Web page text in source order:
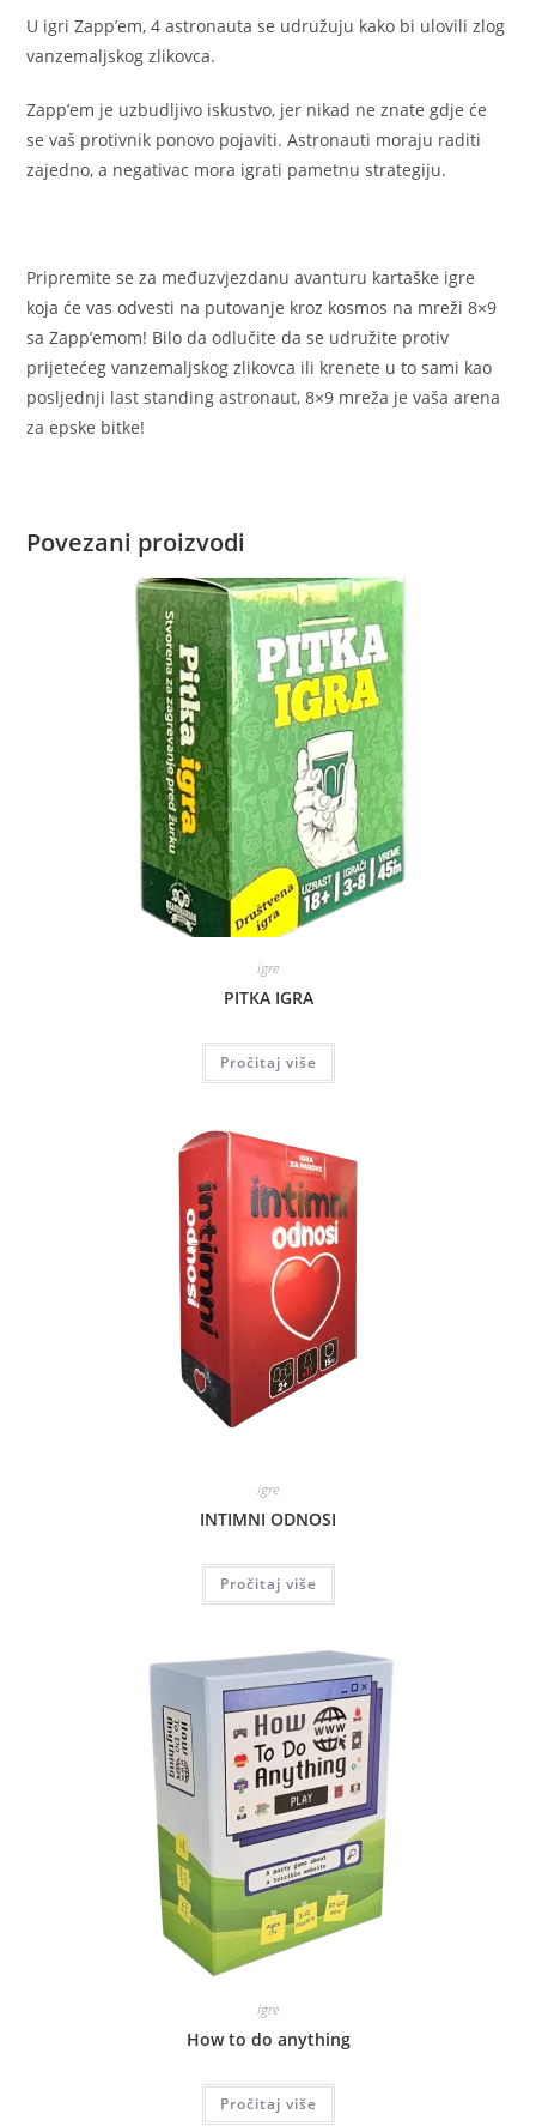
U igri Zapp’em, 4 astronauta se udružuju kako bi ulovili zlog
vanzemaljskog zlikovca.
Zapp’em je uzbudljivo iskustvo, jer nikad ne znate gdje će
se vaš protivnik ponovo pojaviti. Astronauti moraju raditi
zajedno, a negativac mora igrati pametnu strategiju.
Pripremite se za međuzvjezdanu avanturu kartaške igre
koja će vas odvesti na putovanje kroz kosmos na mreži 8×9
sa Zapp’emom! Bilo da odlučite da se udružite protiv
prijetećeg vanzemaljskog zlikovca ili krenete u to sami kao
posljednji last standing astronaut, 8×9 mreža je vaša arena
za epske bitke!
Povezani proizvodi
igre
PITKA IGRA
Pročitaj više
igre
INTIMNI ODNOSI
Pročitaj više
igre
How to do anything
Pročitaj više